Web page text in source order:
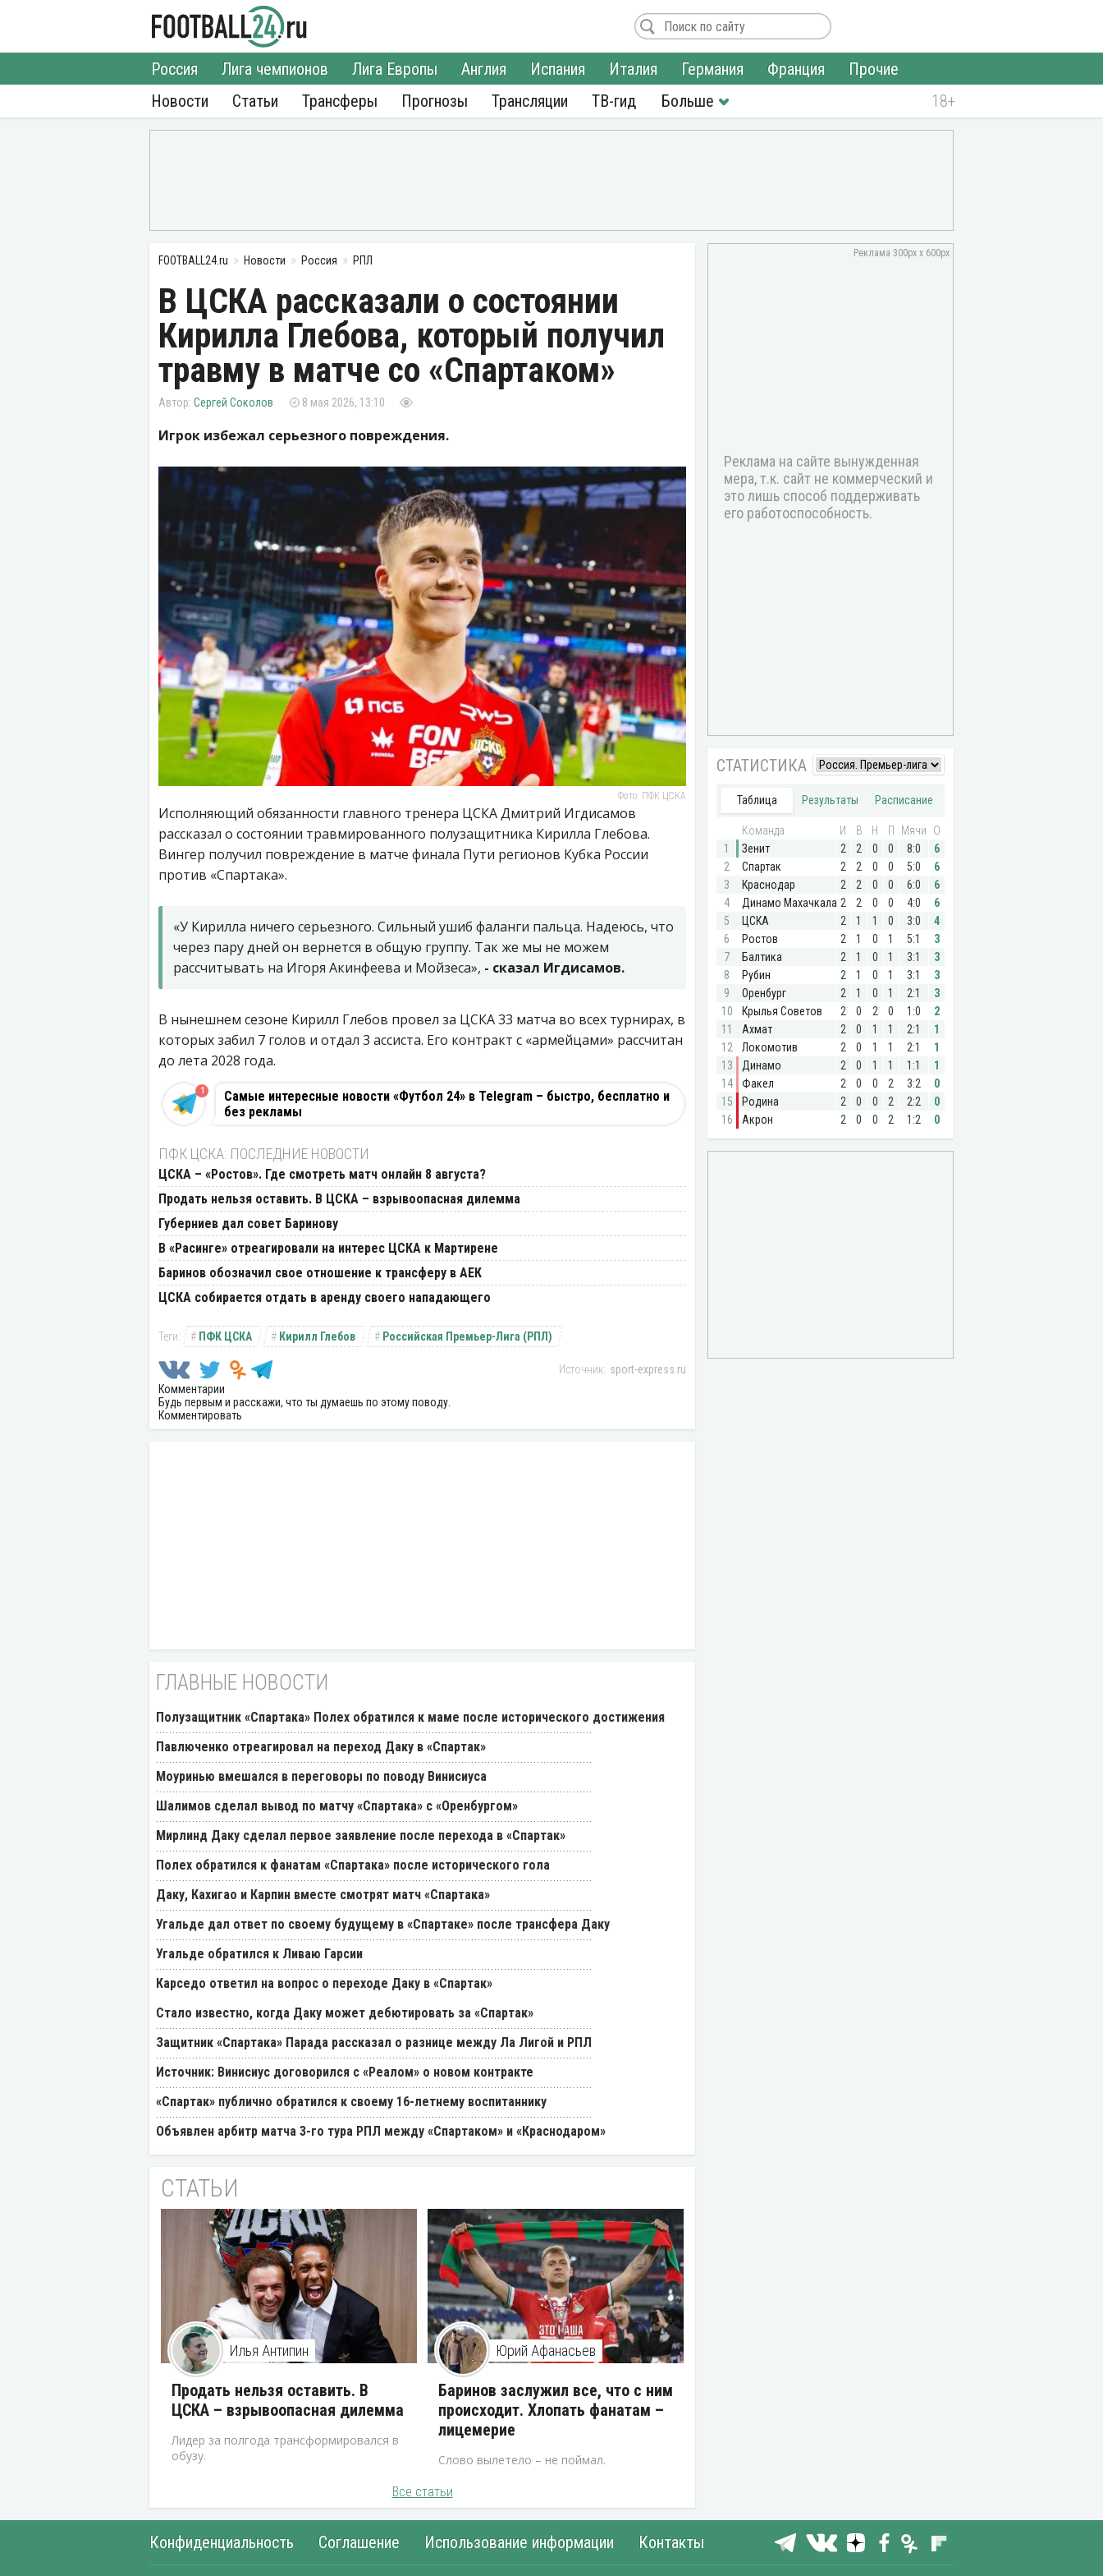
Новости
Россия Лига чемпионов Лига Европы Англия Испания Италия Германия Франция
Прочие
Статьи
Трансферы Прогнозы Трансляции ТВ-гид
FOOTBALL24.ru Новости Россия РПЛ
В ЦСКА рассказали о состоянии
Кирилла Глебова, который получил
травму в матче со «Спартаком»
Сергей Соколов 8 мая 2026, 13:10
Игрок избежал серьезного повреждения.
Фото: ПФК ЦСКА
Исполняющий обязанности главного тренера ЦСКА Дмитрий Игдисамов
рассказал о состоянии травмированного полузащитника Кирилла Глебова.
Вингер получил повреждение в матче финала Пути регионов Кубка России
против «Спартака».
«У Кирилла ничего серьезного. Сильный ушиб фаланги пальца. Надеюсь, что
через пару дней он вернется в общую группу. Так же мы не можем
рассчитывать на Игоря Акинфеева и Мойзеса», - сказал Игдисамов.
В нынешнем сезоне Кирилл Глебов провел за ЦСКА 33 матча во всех турнирах, в
которых забил 7 голов и отдал 3 ассиста. Его контракт с «армейцами» рассчитан
до лета 2028 года.
Самые интересные новости «Футбол 24» в Telegram – быстро, бесплатно и
без рекламы
1
ПФК ЦСКА: ПОСЛЕДНИЕ НОВОСТИ
ЦСКА – «Ростов». Где смотреть матч онлайн 8 августа?
Продать нельзя оставить. В ЦСКА – взрывоопасная дилемма
Губерниев дал совет Баринову
В «Расинге» отреагировали на интерес ЦСКА к Мартирене
Баринов обозначил свое отношение к трансферу в АЕК
ЦСКА собирается отдать в аренду своего нападающего
ПФК ЦСКА Кирилл Глебов Российская Премьер-Лига (РПЛ)
sport-express.ru
Комментарии
Будь первым и расскажи, что ты думаешь по этому поводу.
Комментировать
ГЛАВНЫЕ НОВОСТИ
Полузащитник «Спартака» Полех обратился к маме после исторического достижения
Павлюченко отреагировал на переход Даку в «Спартак»
Моуринью вмешался в переговоры по поводу Винисиуса
Шалимов сделал вывод по матчу «Спартака» с «Оренбургом»
Мирлинд Даку сделал первое заявление после перехода в «Спартак»
Полех обратился к фанатам «Спартака» после исторического гола
Даку, Кахигао и Карпин вместе смотрят матч «Спартака»
Угальде дал ответ по своему будущему в «Спартаке» после трансфера Даку
Угальде обратился к Ливаю Гарсии
Карседо ответил на вопрос о переходе Даку в «Спартак»
Стало известно, когда Даку может дебютировать за «Спартак»
Защитник «Спартака» Парада рассказал о разнице между Ла Лигой и РПЛ
Источник: Винисиус договорился с «Реалом» о новом контракте
«Спартак» публично обратился к своему 16-летнему воспитаннику
Объявлен арбитр матча 3-го тура РПЛ между «Спартаком» и «Краснодаром»
СТАТЬИ
Илья Антипин
Продать нельзя оставить. В
ЦСКА – взрывоопасная дилемма
Лидер за полгода трансформировался в
обузу.
Юрий Афанасьев
Баринов заслужил все, что с ним
происходит. Хлопать фанатам –
лицемерие
Слово вылетело – не поймал.
Все статьи
Конфиденциальность Соглашение Использование информации Контакты